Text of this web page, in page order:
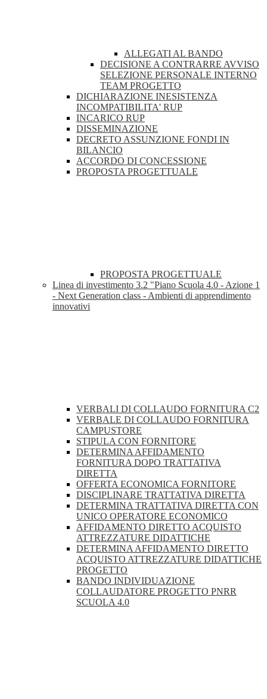
ALLEGATI AL BANDO
DECISIONE A CONTRARRE AVVISO
SELEZIONE PERSONALE INTERNO
TEAM PROGETTO
DICHIARAZIONE INESISTENZA
INCOMPATIBILITA' RUP
INCARICO RUP
DISSEMINAZIONE
DECRETO ASSUNZIONE FONDI IN
BILANCIO
ACCORDO DI CONCESSIONE
PROPOSTA PROGETTUALE
PROPOSTA PROGETTUALE
Linea di investimento 3.2 "Piano Scuola 4.0 - Azione 1
- Next Generation class - Ambienti di apprendimento
innovativi
VERBALI DI COLLAUDO FORNITURA C2
VERBALE DI COLLAUDO FORNITURA
CAMPUSTORE
STIPULA CON FORNITORE
DETERMINA AFFIDAMENTO
FORNITURA DOPO TRATTATIVA
DIRETTA
OFFERTA ECONOMICA FORNITORE
DISCIPLINARE TRATTATIVA DIRETTA
DETERMINA TRATTATIVA DIRETTA CON
UNICO OPERATORE ECONOMICO
AFFIDAMENTO DIRETTO ACQUISTO
ATTREZZATURE DIDATTICHE
DETERMINA AFFIDAMENTO DIRETTO
ACQUISTO ATTREZZATURE DIDATTICHE
PROGETTO
BANDO INDIVIDUAZIONE
COLLAUDATORE PROGETTO PNRR
SCUOLA 4.0